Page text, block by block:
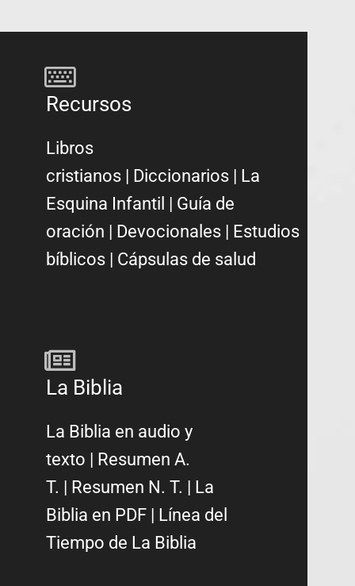
Recursos
Libros
cristianos | Diccionarios | La
Esquina Infantil | Guía de
oración | Devocionales | Estudios
bíblicos | Cápsulas de salud
La Biblia
La Biblia en audio y
texto
Resumen A.
T.
Resumen N. T.
La
Biblia en PDF
Línea del
Tiempo de La Biblia